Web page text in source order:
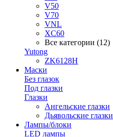
V50
V70
VNL
XC60
Все категории (12)
Yutong
ZK6128H
Маски
Без глазок
Под глазки
Глазки
Ангельские глазки
Дьявольские глазки
Лампы/блоки
LED лампы